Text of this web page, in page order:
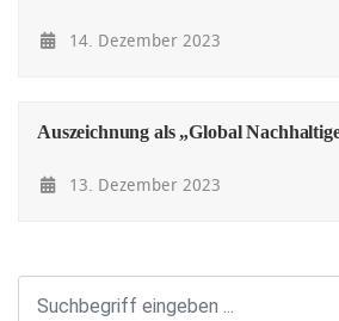
14. Dezember 2023
Auszeichnung als „Global
13. Dezember 2023